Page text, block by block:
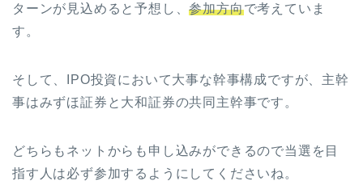
ターンが見込めると予想し、参加方向で考えていま
す。
そして、IPO投資において大事な幹事構成ですが、主幹
事はみずほ証券と大和証券の共同主幹事です。
どちらもネットからも申し込みができるので当選を目
指す人は必ず参加するようにしてくださいね。